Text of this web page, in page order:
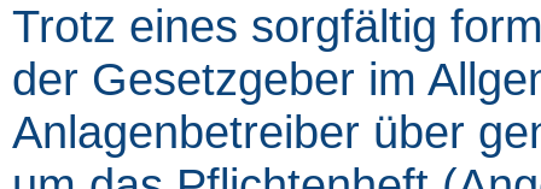
Trotz eines sorgfältig
der Gesetzgeber im
Anlagenbetreiber über